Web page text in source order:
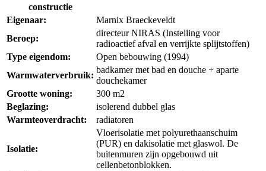
constructie
Eigenaar:
Marnix Braeckeveldt
Beroep:
directeur NIRAS (Instelling voor
radioactief afval en verrijkte splijtstoffen)
Type eigendom:
Open bebouwing (1994)
Warmwaterverbruik:
badkamer met bad en douche + aparte
douchekamer
Grootte woning:
300 m2
Beglazing:
isolerend dubbel glas
Warmteoverdracht:
radiatoren
Isolatie:
Vloerisolatie met polyurethaanschuim
(PUR) en dakisolatie met glaswol. De
buitenmuren zijn opgebouwd uit
cellenbetonblokken.